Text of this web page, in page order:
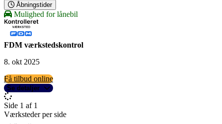
Åbningstider
Mulighed for lånebil
FDM værkstedskontrol
8. okt 2025
Få tilbud online
Se detaljer
Side 1 af 1
Værksteder per side